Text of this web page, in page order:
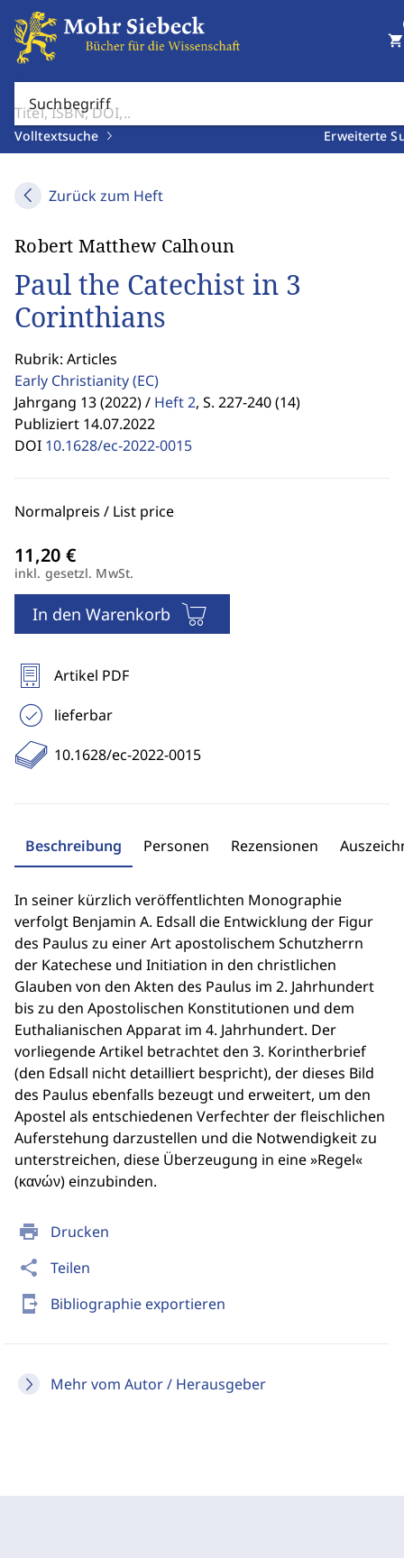
Suchbegriff
Volltextsuche Erweiterte
shopping_cart
Zurück zum Heft
print Drucken
share Teilen
send_to_mobile Bibliographie exportieren
Mehr vom Autor / Herausgeber
Robert Matthew Calhoun
Paul the Catechist in 3
Corinthians
Rubrik: Articles
Early Christianity(EC)
Jahrgang 13 (2022) / Heft 2, S. 227-240 (14)
Publiziert 14.07.2022
DOI 10.1628/ec-2022-0015
Normalpreis / List price
inkl. gesetzl. MwSt.
In den Warenkorb
Artikel PDF
lieferbar
10.1628/ec-2022-0015
Beschreibung Personen Rezensionen
In seiner kürzlich veröffentlichten Monographie
verfolgt Benjamin A. Edsall die Entwicklung der Figur
des Paulus zu einer Art apostolischem Schutzherrn
der Katechese und Initiation in den christlichen
Glauben von den Akten des Paulus im 2. Jahrhundert
bis zu den Apostolischen Konstitutionen und dem
Euthalianischen Apparat im 4. Jahrhundert. Der
vorliegende Artikel betrachtet den 3. Korintherbrief
(den Edsall nicht detailliert bespricht), der dieses Bild
des Paulus ebenfalls bezeugt und erweitert, um den
Apostel als entschiedenen Verfechter der fleischlichen
Auferstehung darzustellen und die Notwendigkeit zu
unterstreichen, diese Überzeugung in eine »Regel«
(κανών) einzubinden.